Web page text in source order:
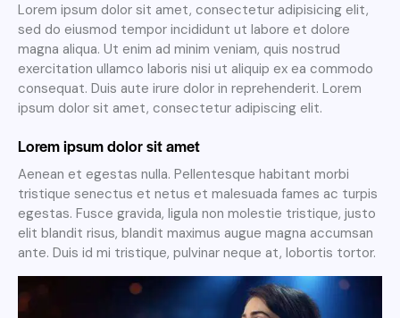
Lorem ipsum dolor sit amet, consectetur adipisicing elit,
sed do eiusmod tempor incididunt ut labore et dolore
magna aliqua. Ut enim ad minim veniam, quis nostrud
exercitation ullamco laboris nisi ut aliquip ex ea commodo
consequat. Duis aute irure dolor in reprehenderit. Lorem
ipsum dolor sit amet, consectetur adipiscing elit.
Lorem ipsum dolor sit amet
Aenean et egestas nulla. Pellentesque habitant morbi
tristique senectus et netus et malesuada fames ac turpis
egestas. Fusce gravida, ligula non molestie tristique, justo
elit blandit risus, blandit maximus augue magna accumsan
ante. Duis id mi tristique, pulvinar neque at, lobortis tortor.